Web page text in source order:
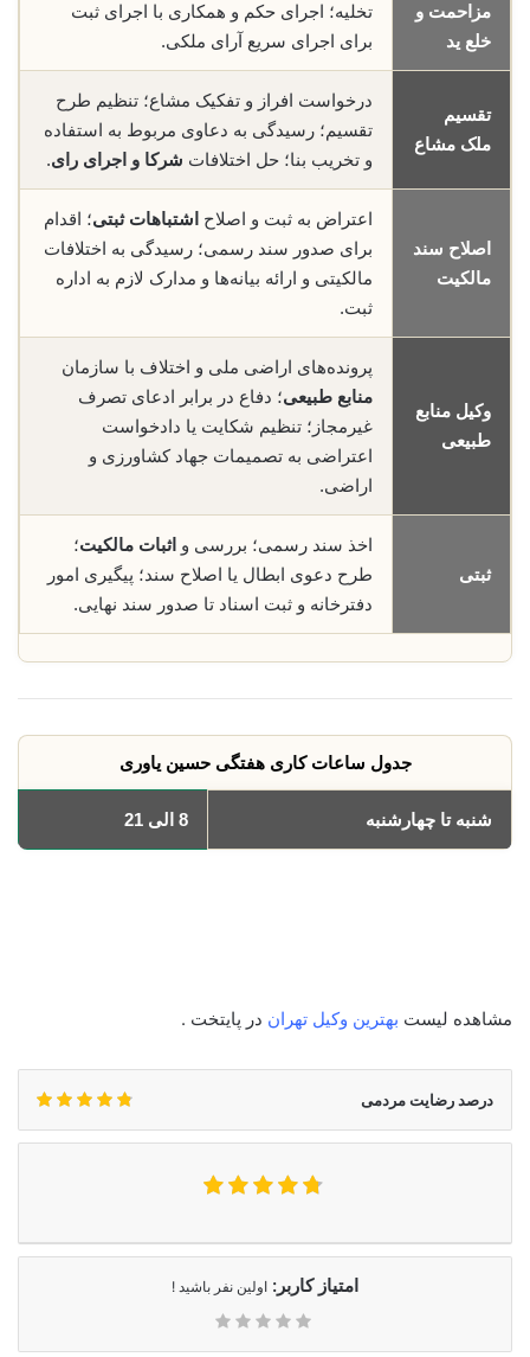
مزاحمت و
خلع ید
تخلیه؛ اجرای حکم و همکاری با اجرای ثبت
برای اجرای سریع آرای ملکی.
تقسیم
ملک مشاع
درخواست افراز و تفکیک مشاع؛ تنظیم طرح
تقسیم؛ رسیدگی به دعاوی مربوط به استفاده
و تخریب بنا؛ حل اختلافات شرکا و اجرای رای.
اصلاح سند
مالکیت
اعتراض به ثبت و اصلاح اشتباهات ثبتی؛ اقدام
برای صدور سند رسمی؛ رسیدگی به اختلافات
مالکیتی و ارائه بیانه‌ها و مدارک لازم به اداره
ثبت.
وکیل منابع
طبیعی
پرونده‌های اراضی ملی و اختلاف با سازمان
منابع طبیعی؛ دفاع در برابر ادعای تصرف
غیرمجاز؛ تنظیم شکایت یا دادخواست
اعتراضی به تصمیمات جهاد کشاورزی و
اراضی.
ثبتی
اخذ سند رسمی؛ بررسی و اثبات مالکیت؛
طرح دعوی ابطال یا اصلاح سند؛ پیگیری امور
دفترخانه و ثبت اسناد تا صدور سند نهایی.
جدول ساعات کاری هفتگی حسین یاوری
شنبه تا چهارشنبه 8 الی 21
مشاهده لیست بهترین وکیل تهران در پایتخت .
درصد رضایت مردمی
امتیاز کاربر: اولین نفر باشید !